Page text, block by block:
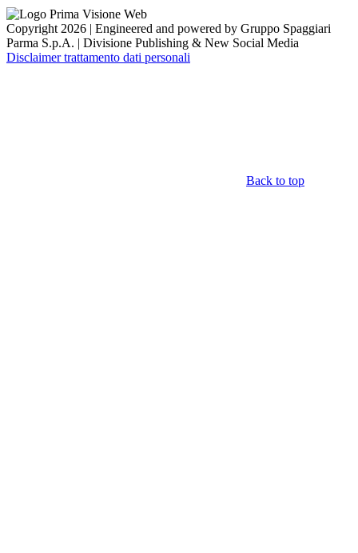
Copyright 2026 | Engineered and powered by Gruppo Spaggiari
Parma S.p.A. | Divisione Publishing & New Social Media
Disclaimer trattamento dati personali
Back to top